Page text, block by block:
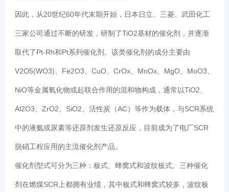
因此，从20世纪60年代末期开始，日本日立、三菱、武田化工
三家公司通过不断的研发，研制了TiO2基材的催化剂，并逐渐
取代了Pt-Rh和Pt系列催化剂。该类催化剂的成分主要由
V2O5(WO3)、Fe2O3、CuO、CrOx、MnOx、MgO、MoO3、
NiO等金属氧化物或起联合作用的混和物构成，通常以TiO2、
Al2O3、ZrO2、SiO2、活性炭（AC）等作为载体，与SCR系统
中的液氨或尿素等还原剂发生还原反应，目前成为了电厂SCR
脱硝工程应用的主流催化剂产品。
催化剂型式可分为三种：板式、蜂窝式和波纹板式。三种催化
剂在燃煤SCR上都拥有业绩，其中板式和蜂窝式较多，波纹板